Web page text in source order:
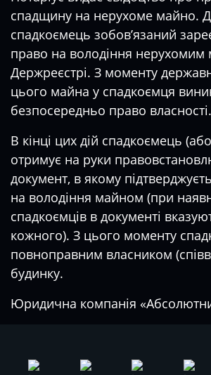
спадщину на нерухоме майно.
спадкоємець зобов’язаний
право на володіння
Держреєстрі. З моменту
цього майна у спадкоємця
безпосередньо право власності.
В кінці цих дій спадкоємець
отримує на руки
документ, в якому
на володіння майном (при
спадкоємців в документі
кожного). З цього моменту
повноправним власником
будинку.
Юридична компанія